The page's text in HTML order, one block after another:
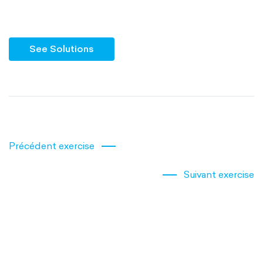
See Solutions
Précédent exercise
Suivant exercise